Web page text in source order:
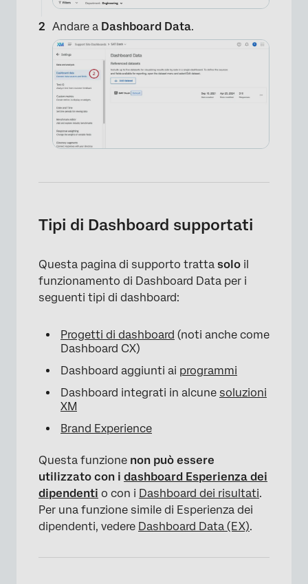
Andare a Dashboard Data.
Tipi di Dashboard supportati
Questa pagina di supporto tratta solo il
funzionamento di Dashboard Data per i
seguenti tipi di dashboard:
Progetti di dashboard (noti anche come
Dashboard CX)
Dashboard aggiunti ai programmi
Dashboard integrati in alcune soluzioni
XM
Brand Experience
Questa funzione non può essere
utilizzato con i dashboard Esperienza dei
dipendenti o con i Dashboard dei risultati.
Per una funzione simile di Esperienza dei
dipendenti, vedere Dashboard Data (EX).